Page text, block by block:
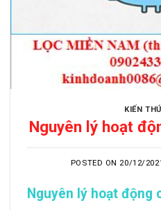
KIẾN
Nguyên lý hoạt
POSTED ON 20/12/
Nguyên lý hoạt động